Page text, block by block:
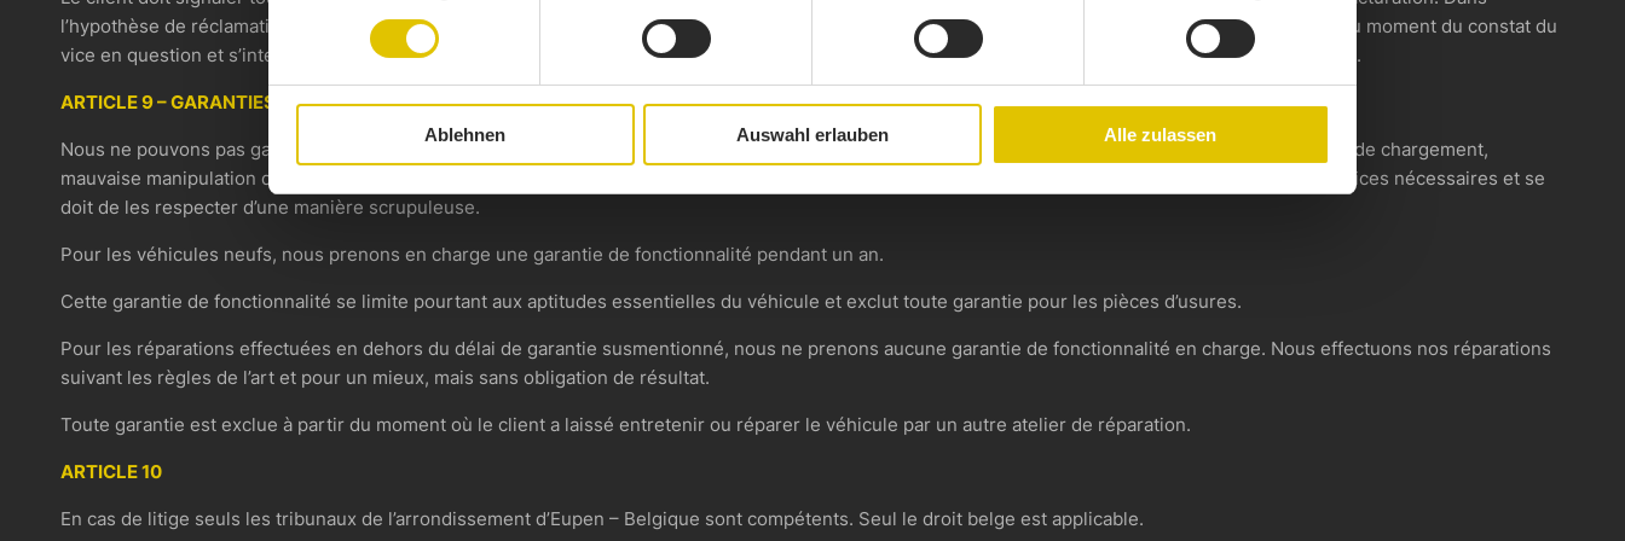
Ablehnen Auswahl erlauben Alle zulassen
l’hypothèse de réclamations dans le cadre des garanties mentionnées en termes de l’article 9, notre client doit nous informer immédiatement à partir du moment du constat du
vice en question et s’interdire de continuer à utiliser le véhicule jusqu’à notre examen et avis. Le client est lié en ce sens de limiter lui-même les dégâts.
ARTICLE 9 – GARANTIES
Nous ne pouvons pas garantir le client contre tout dommage qui résulterait d’un usage inadapté du véhicule (notamment violation des valeurs de limite de chargement,
mauvaise manipulation du véhicule ou hypothèses similaires). Le client reçoit lors de la remise du véhicule toutes les directives d’utilisation et des services nécessaires et se
doit de les respecter d’une manière scrupuleuse.
Pour les véhicules neufs, nous prenons en charge une garantie de fonctionnalité pendant un an.
Cette garantie de fonctionnalité se limite pourtant aux aptitudes essentielles du véhicule et exclut toute garantie pour les pièces d’usures.
Pour les réparations effectuées en dehors du délai de garantie susmentionné, nous ne prenons aucune garantie de fonctionnalité en charge. Nous effectuons nos réparations
suivant les règles de l’art et pour un mieux, mais sans obligation de résultat.
Toute garantie est exclue à partir du moment où le client a laissé entretenir ou réparer le véhicule par un autre atelier de réparation.
ARTICLE 10
En cas de litige seuls les tribunaux de l’arrondissement d’Eupen – Belgique sont compétents. Seul le droit belge est applicable.